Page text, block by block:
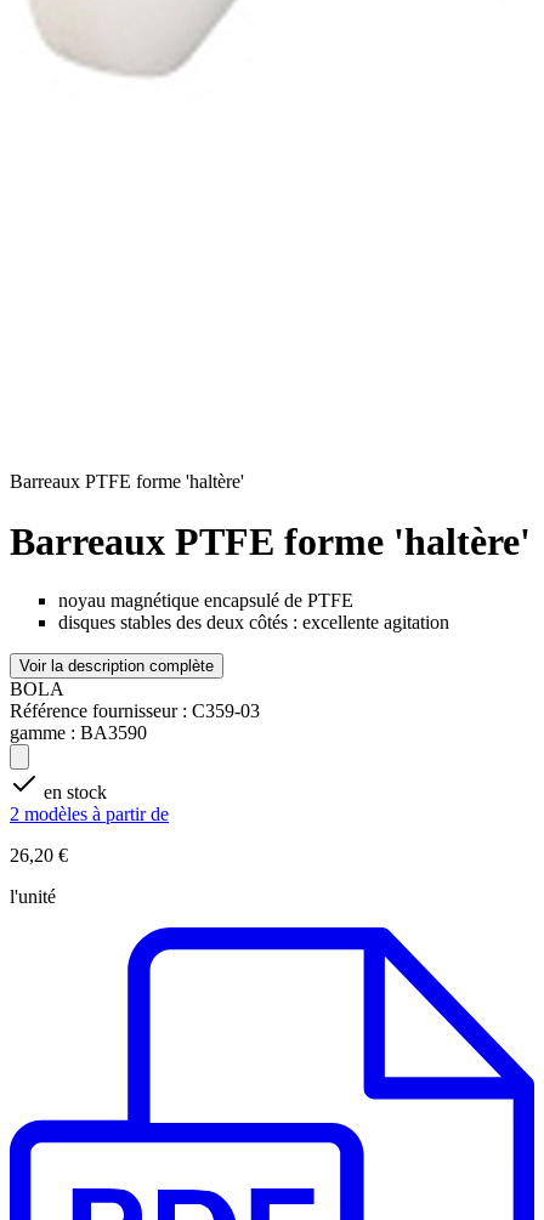
Barreaux PTFE forme 'haltère'
Barreaux PTFE forme 'haltère'
noyau magnétique encapsulé de PTFE
disques stables des deux côtés : excellente agitation
Voir la description complète
BOLA
Référence fournisseur : C359-03
gamme : BA3590
en stock
2 modèles à partir de
26,20 €
l'unité